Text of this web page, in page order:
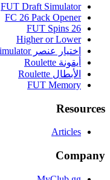
FUT Draft Simulator
FC 26 Pack Opener
FUT Spins 26
Higher or Lower
اختيار عنصر Simulator
أيقونة Roulette
الأبطال Roulette
FUT Memory
Resources
Articles
Company